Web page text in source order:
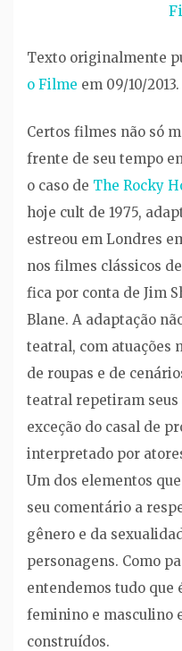
Texto originalmente
o Filme em 09/10/2013.
Certos filmes não só
frente de seu tempo
o caso de The Rocky
hoje cult de 1975,
estreou em Londres
nos filmes clássicos
fica por conta de Jim
Blane. A adaptação
teatral, com atuações
de roupas e de
teatral repetiram seus
exceção do casal de
interpretado por
Um dos elementos
seu comentário a
gênero e da
personagens. Como
entendemos tudo que
feminino e masculino
construídos.